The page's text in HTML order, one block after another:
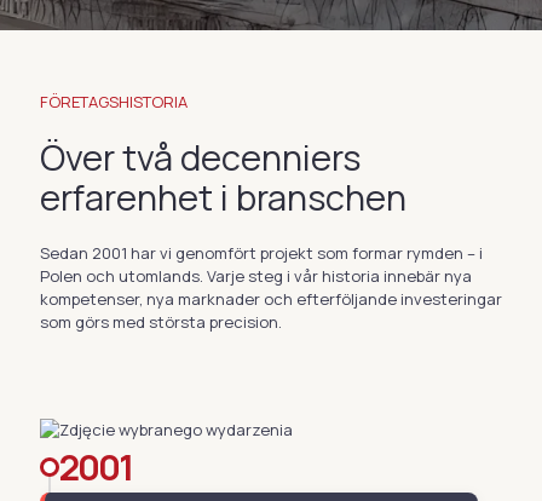
FÖRETAGSHISTORIA
Över två decenniers
erfarenhet i branschen
Sedan 2001 har vi genomfört projekt som formar rymden – i
Polen och utomlands. Varje steg i vår historia innebär nya
kompetenser, nya marknader och efterföljande investeringar
som görs med största precision.
2001